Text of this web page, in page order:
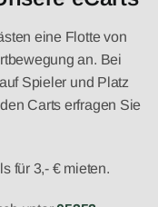
eine Flotte von
an. Bei
Spieler und Platz
Carts erfragen Sie
für 3,- € mieten.